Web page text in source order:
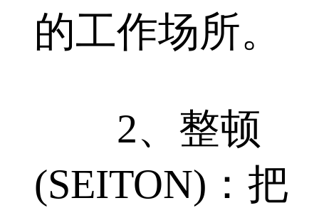
的工作场所。
2、整顿
(SEITON)：把